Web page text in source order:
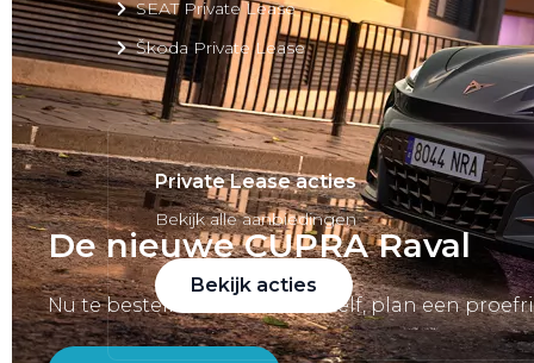
SEAT Private Lease
Škoda Private Lease
Private Lease acties
Bekijk alle aanbiedingen
Bekijk acties
De nieuwe CUPRA Raval
Nu te bestellen. Ervaar hem zelf, plan een